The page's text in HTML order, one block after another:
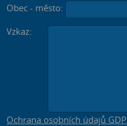
Obec - město:
Vzkaz:
Ochrana osobních údajů